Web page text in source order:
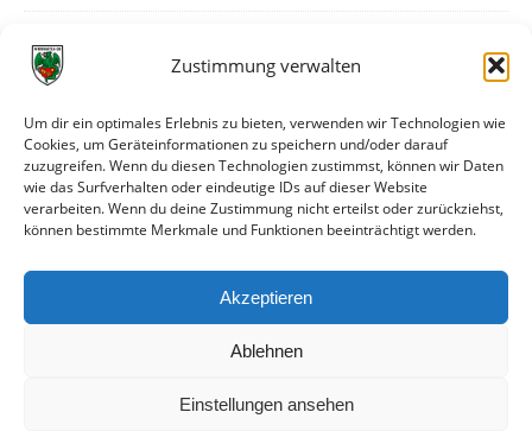
Zustimmung verwalten
Um dir ein optimales Erlebnis zu bieten, verwenden wir Technologien wie
Cookies, um Geräteinformationen zu speichern und/oder darauf
zuzugreifen. Wenn du diesen Technologien zustimmst, können wir Daten
wie das Surfverhalten oder eindeutige IDs auf dieser Website
verarbeiten. Wenn du deine Zustimmung nicht erteilst oder zurückziehst,
können bestimmte Merkmale und Funktionen beeinträchtigt werden.
Akzeptieren
Ablehnen
Einstellungen ansehen
31. Juli 2026
30. Juli 2026
Deine Spielminute: 89+1
28. Juli 2026
Neuer Rückensponsor
Neue Podcast-Folge: So tickt Björn!
27. Juli 2026